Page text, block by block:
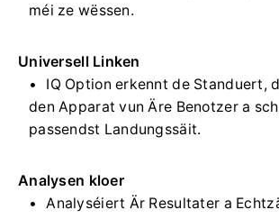
méi ze wëssen.
Universell Linken
IQ Option erkennt de Standuert,
den Apparat vun Äre Benotzer a
passendst Landungssäit.
Analysen kloer
Analyséiert Är Resultater a